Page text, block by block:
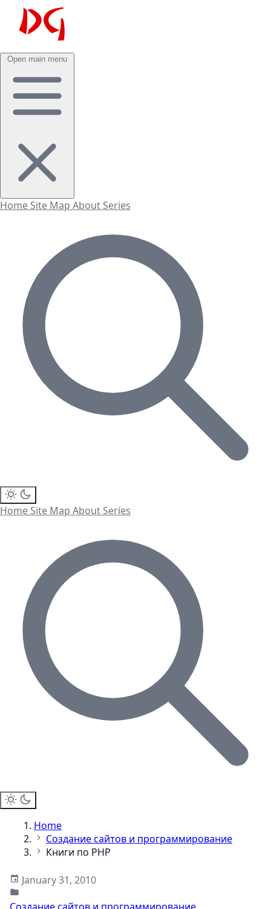
Open main menu
Home Site Map About Series
Home Site Map About Series
Home
Создание сайтов и программирование
Книги по PHP
January 31, 2010